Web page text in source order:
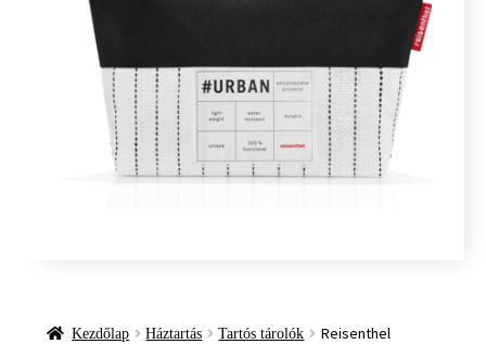
Kezdőlap Háztartás Tartós tárolók
Reisenthel